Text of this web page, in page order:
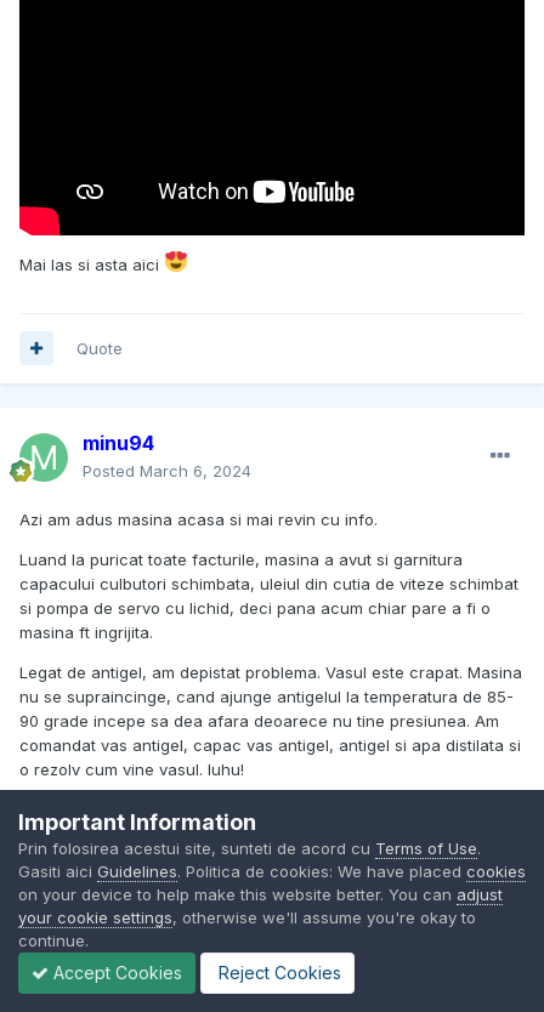
Mai las si asta aici
Quote
minu94
Posted March 6, 2024
Azi am adus masina acasa si mai revin cu info.
Luand la puricat toate facturile, masina a avut si garnitura
capacului culbutori schimbata, uleiul din cutia de viteze schimbat
si pompa de servo cu lichid, deci pana acum chiar pare a fi o
masina ft ingrijita.
Legat de antigel, am depistat problema. Vasul este crapat. Masina
nu se supraincinge, cand ajunge antigelul la temperatura de 85-
90 grade incepe sa dea afara deoarece nu tine presiunea. Am
comandat vas antigel, capac vas antigel, antigel si apa distilata si
o rezolv cum vine vasul. Iuhu!
LE: Video si cu antigelul pe stil fantana arteziana :
Important Information
Prin folosirea acestui site, sunteti de acord cu Terms of Use.
Gasiti aici Guidelines. Politica de cookies: We have placed cookies
on your device to help make this website better. You can adjust
your cookie settings, otherwise we'll assume you're okay to
continue.
Accept Cookies Reject Cookies